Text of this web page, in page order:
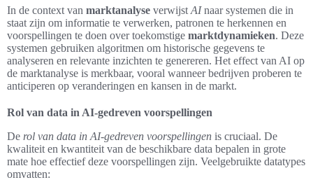
In de context van marktanalyse verwijst AInaar systemen die in
staat zijn om informatie te verwerken, patronen te herkennen en
voorspellingen te doen over toekomstige marktdynamieken. Deze
systemen gebruiken algoritmen om historische gegevens te
analyseren en relevante inzichten te genereren. Het effect van AI op
de marktanalyse is merkbaar, vooral wanneer bedrijven proberen te
anticiperen op veranderingen en kansen in de markt.
Rol van data in AI-gedreven voorspellingen
De rol van data in AI-gedreven voorspellingen is cruciaal. De
kwaliteit en kwantiteit van de beschikbare data bepalen in grote
mate hoe effectief deze voorspellingen zijn. Veelgebruikte datatypes
omvatten: